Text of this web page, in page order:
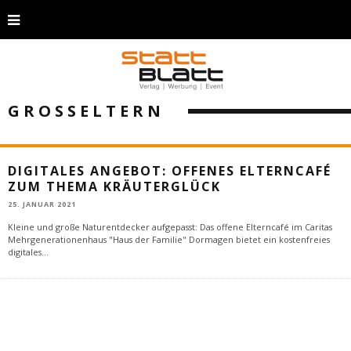
GROSSELTERN
DIGITALES ANGEBOT: OFFENES ELTERNCAFÉ
ZUM THEMA KRÄUTERGLÜCK
25. JANUAR 2021
Kleine und große Naturentdecker aufgepasst: Das offene Elterncafé im Caritas
Mehrgenerationenhaus "Haus der Familie" Dormagen bietet ein kostenfreies
digitales...